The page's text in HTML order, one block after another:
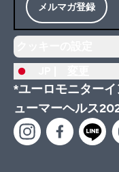
メルマガ登録
*ユーロモニター
ューマーヘルス